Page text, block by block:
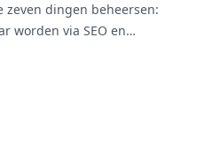
zeven dingen beheersen:
worden via SEO en
echte winstgevendheid
Bol is een
direct met andere